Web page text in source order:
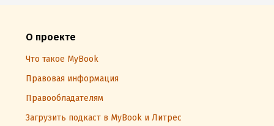
О проекте
Что такое MyBook
Правовая информация
Правообладателям
Загрузить подкаст в MyBook и Литрес